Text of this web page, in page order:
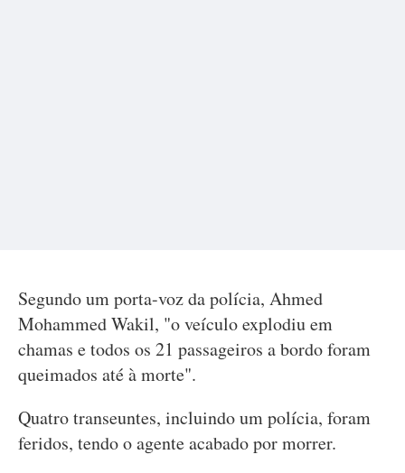
Segundo um porta-voz da polícia, Ahmed
Mohammed Wakil, "o veículo explodiu em
chamas e todos os 21 passageiros a bordo foram
queimados até à morte".
Quatro transeuntes, incluindo um polícia, foram
feridos, tendo o agente acabado por morrer.